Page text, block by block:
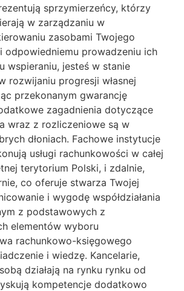
sprzymierzeńcy, którzy
w zarządzaniu w
zasobami Twojego
odpowiedniemu prowadzeniu ich
wspieraniu, jesteś w stanie
rozwijaniu progresji własnej
przekonanym gwarancję
zagadnienia dotyczące
wraz z rozliczeniowe są w
dłoniach. Fachowe instytucje
usługi rachunkowości w całej
terytorium Polski, i zdalnie,
co oferuje stwarza Twojej
i wygodę współdziałania
z podstawowych z
elementów wyboru
rachunkowo-księgowego
i wiedzę. Kancelarie,
działają na rynku rynku od
kompetencje dodatkowo